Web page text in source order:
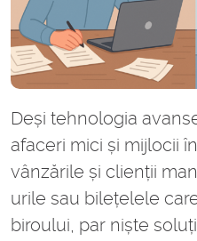
Deși tehnologia
afaceri mici și mijlocii
vânzările și clienții
urile sau bilețelele
biroului, par niște